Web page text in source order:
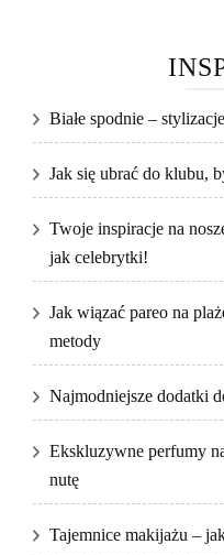
Białe spodnie –
Jak się ubrać do klubu,
Twoje inspiracje na
jak celebrytki!
Jak wiązać pareo na
metody
Najmodniejsze dodatki
Ekskluzywne perfumy
nutę
Tajemnice makijażu –